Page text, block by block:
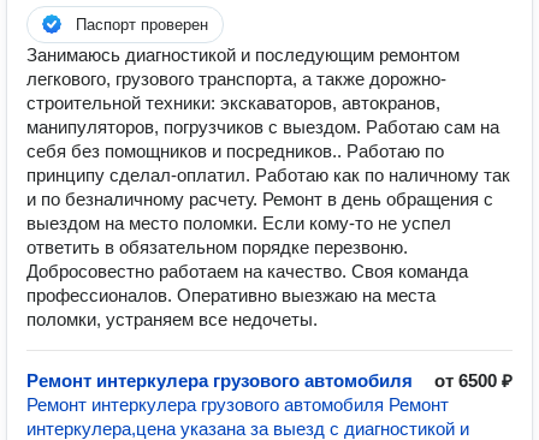
Паспорт проверен
Занимаюсь диагностикой и последующим ремонтом
легкового, грузового транспорта, а также дорожно-
строительной техники: экскаваторов, автокранов,
манипуляторов, погрузчиков с выездом. Работаю сам на
себя без помощников и посредников.. Работаю по
принципу сделал-оплатил. Работаю как по наличному так
и по безналичному расчету. Ремонт в день обращения с
выездом на место поломки. Если кому-то не успел
ответить в обязательном порядке перезвоню.
Добросовестно работаем на качество. Своя команда
профессионалов. Оперативно выезжаю на места
поломки, устраняем все недочеты.
Ремонт интеркулера грузового автомобиля
от 6500 ₽
Ремонт интеркулера грузового автомобиля Ремонт
интеркулера,цена указана за выезд с диагностикой и